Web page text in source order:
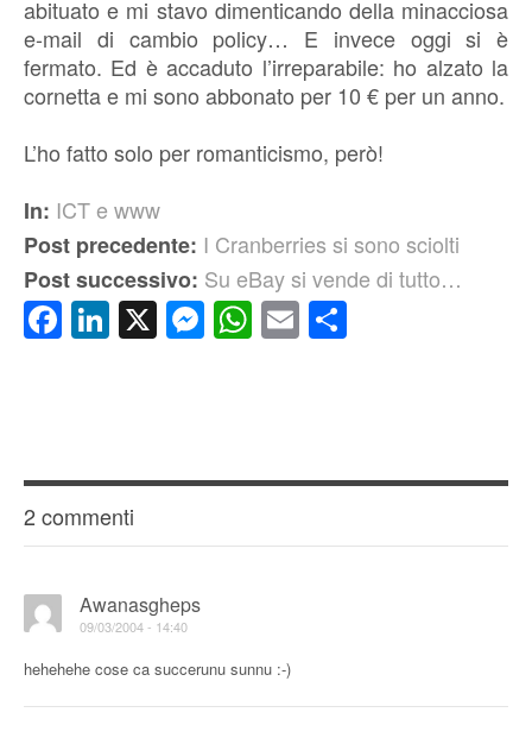
abituato e mi stavo dimenticando della minacciosa
e-mail di cambio policy… E invece oggi si è
fermato. Ed è accaduto l’irreparabile: ho alzato la
cornetta e mi sono abbonato per 10 € per un anno.
L’ho fatto solo per romanticismo, però!
In: ICT e www
Post precedente: I Cranberries si sono sciolti
Post successivo: Su eBay si vende di tutto…
Facebook
LinkedIn
X Messenger
WhatsApp
Email
2 commenti
Awanasgheps
09/03/2004 - 14:40
hehehehe cose ca succerunu sunnu :-)